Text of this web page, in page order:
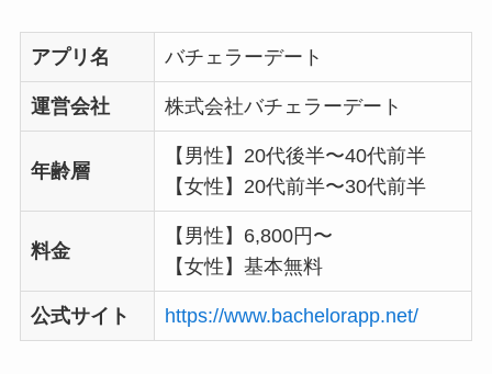
アプリ名 バチェラーデート
運営会社 株式会社バチェラーデート
年齢層
【男性】20代後半〜40代前半
【女性】20代前半〜30代前半
料金
【男性】6,800円〜
【女性】基本無料
公式サイト https://www.bachelorapp.net/